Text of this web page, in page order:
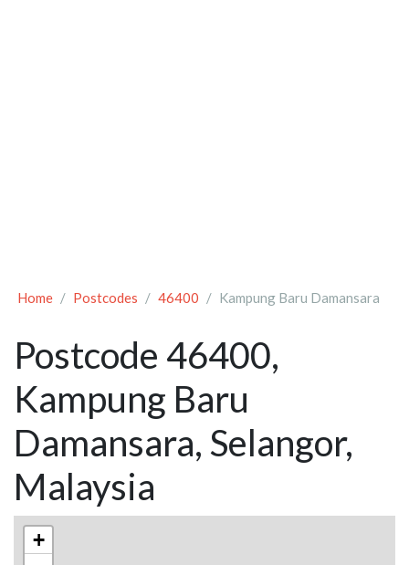
Home Postcodes 46400 Kampung Baru Damansara
Postcode 46400,
Kampung Baru
Damansara, Selangor,
Malaysia
+